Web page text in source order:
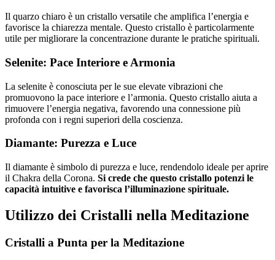
Il quarzo chiaro è un cristallo versatile che amplifica l’energia e
favorisce la chiarezza mentale. Questo cristallo è particolarmente
utile per migliorare la concentrazione durante le pratiche spirituali.
Selenite: Pace Interiore e Armonia
La selenite è conosciuta per le sue elevate vibrazioni che
promuovono la pace interiore e l’armonia. Questo cristallo aiuta a
rimuovere l’energia negativa, favorendo una connessione più
profonda con i regni superiori della coscienza.
Diamante: Purezza e Luce
Il diamante è simbolo di purezza e luce, rendendolo ideale per aprire
il Chakra della Corona. Si crede che questo cristallo potenzi le
capacità intuitive e favorisca l’illuminazione spirituale.
Utilizzo dei Cristalli nella Meditazione
Cristalli a Punta per la Meditazione